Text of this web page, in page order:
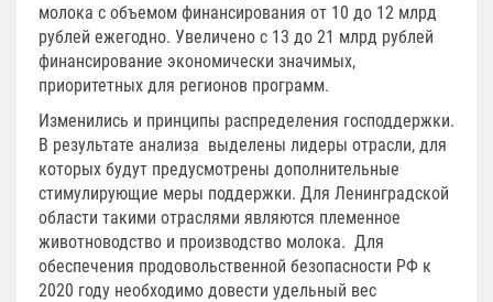
молока с объемом финансирования от 10 до 12 млрд
рублей ежегодно. Увеличено с 13 до 21 млрд рублей
финансирование экономически значимых,
приоритетных для регионов программ.
Изменились и принципы распределения господдержки.
В результате анализа выделены лидеры отрасли, для
которых будут предусмотрены дополнительные
стимулирующие меры поддержки. Для Ленинградской
области такими отраслями являются племенное
животноводство и производство молока. Для
обеспечения продовольственной безопасности РФ к
2020 году необходимо довести удельный вес